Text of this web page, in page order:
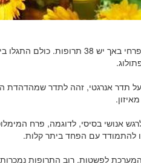
תדר אנרגטי, זהה לתדר שמהדהדת
להתמודד עם הפחד ביתר קלות.
לפשטות, רוב התרופות נמכרות